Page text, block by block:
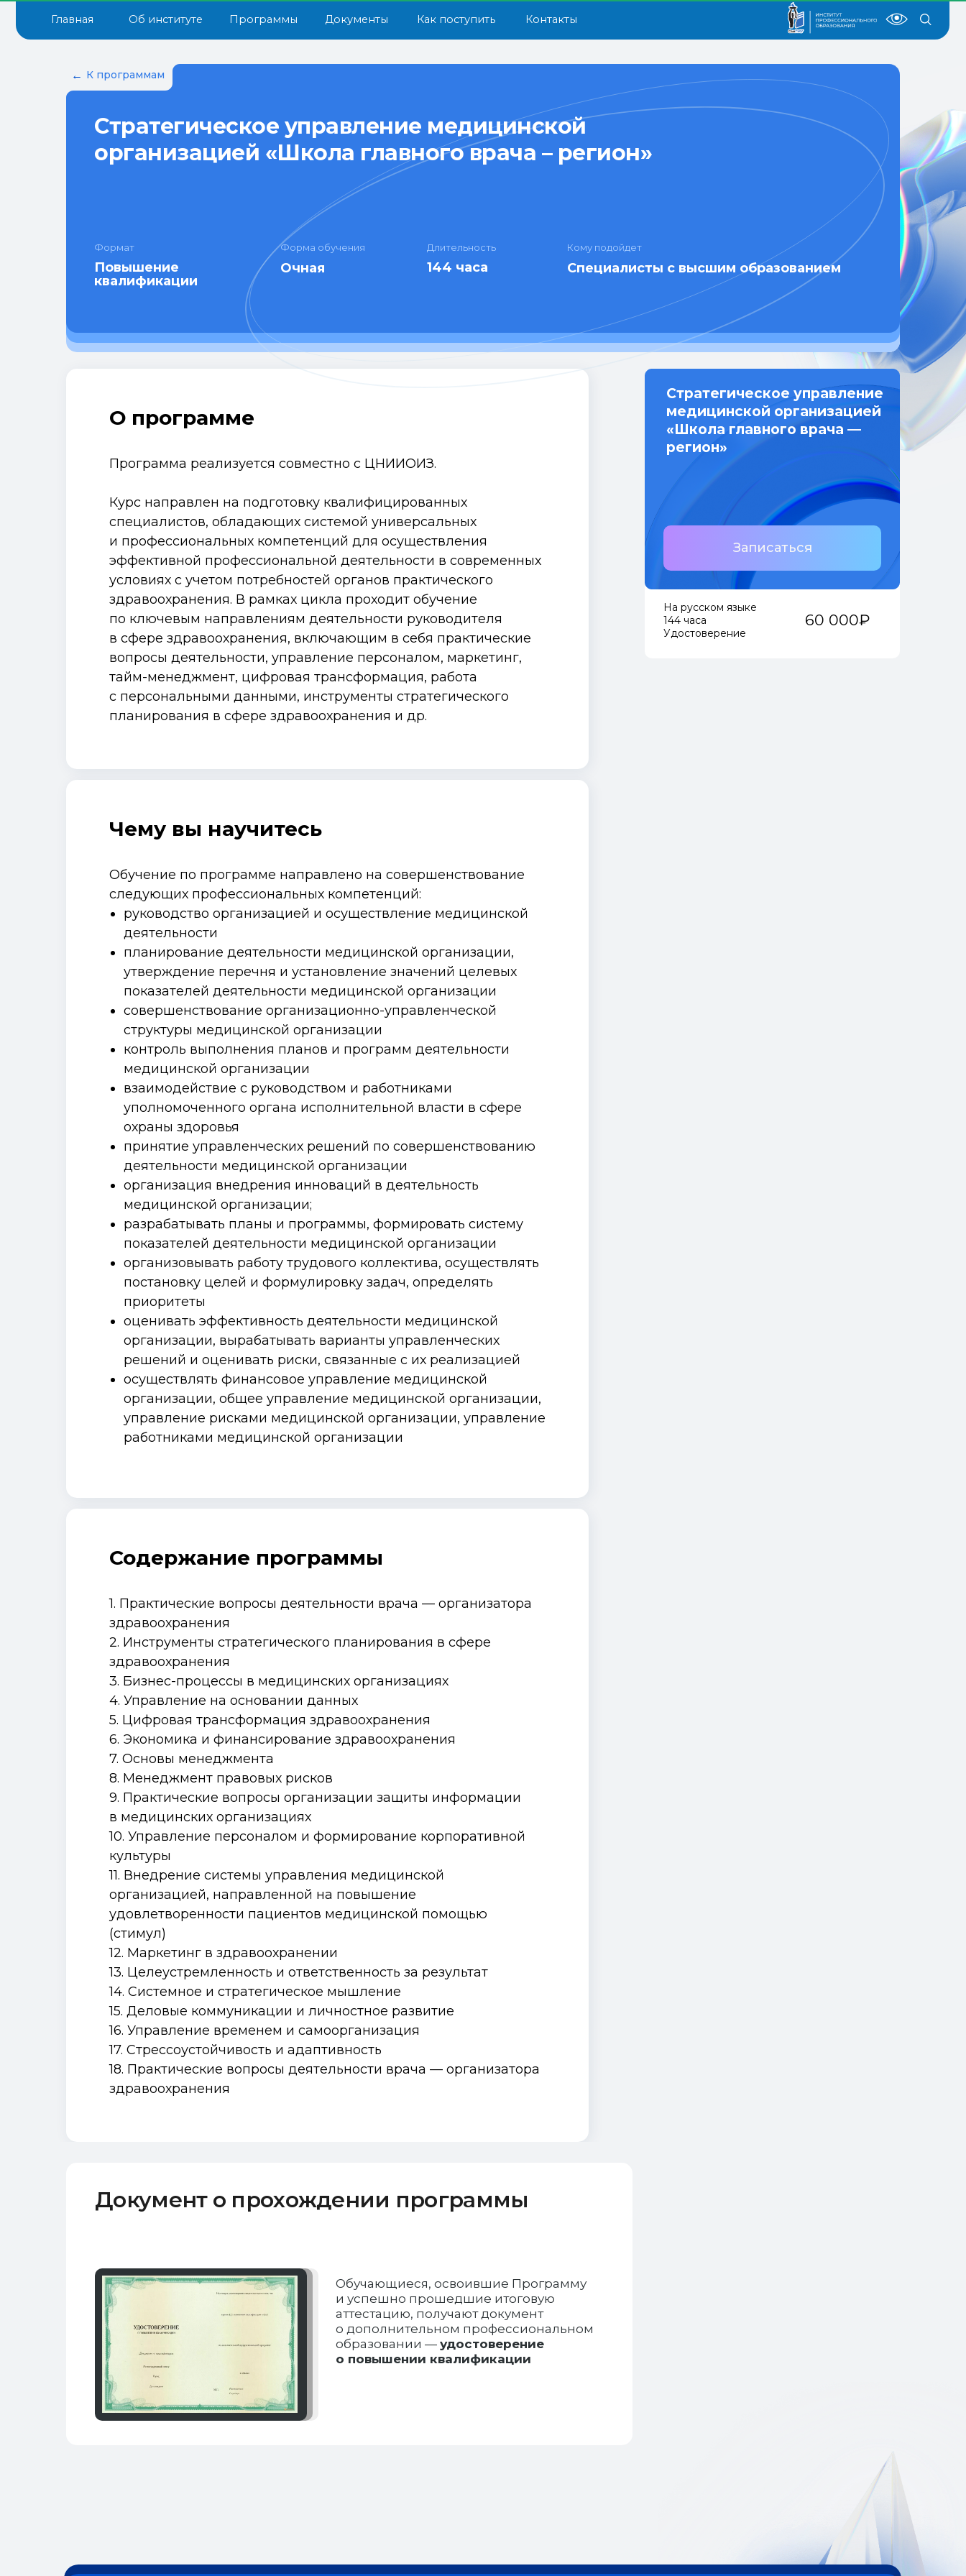
Об институте Документы Как поступить Контакты
Главная Программы
Форма обучения Длительность
144 часа
Очная Специалисты с высшим образованием
Кому подойдет
Повышение
квалификации
Формат
← К программам
Стратегическое управление медицинской
организацией «Школа главного врача – регион»
60 000₽
На русском языке
144 часа
Удостоверение
Стратегическое управление
медицинской организацией
«Школа главного врача —
регион»
Записаться
О программе
Программа реализуется совместно с ЦНИИОИЗ.
Курс направлен на подготовку квалифицированных
специалистов, обладающих системой универсальных
и профессиональных компетенций для осуществления
эффективной профессиональной деятельности в современных
условиях с учетом потребностей органов практического
здравоохранения. В рамках цикла проходит обучение
по ключевым направлениям деятельности руководителя
в сфере здравоохранения, включающим в себя практические
вопросы деятельности, управление персоналом, маркетинг,
тайм-менеджмент, цифровая трансформация, работа
с персональными данными, инструменты стратегического
планирования в сфере здравоохранения и др.
Чему вы научитесь
Обучение по программе направлено на совершенствование
следующих профессиональных компетенций:
руководство организацией и осуществление медицинской
деятельности
планирование деятельности медицинской организации,
утверждение перечня и установление значений целевых
показателей деятельности медицинской организации
совершенствование организационно-управленческой
структуры медицинской организации
контроль выполнения планов и программ деятельности
медицинской организации
взаимодействие с руководством и работниками
уполномоченного органа исполнительной власти в сфере
охраны здоровья
принятие управленческих решений по совершенствованию
деятельности медицинской организации
организация внедрения инноваций в деятельность
медицинской организации;
разрабатывать планы и программы, формировать систему
показателей деятельности медицинской организации
организовывать работу трудового коллектива, осуществлять
постановку целей и формулировку задач, определять
приоритеты
оценивать эффективность деятельности медицинской
организации, вырабатывать варианты управленческих
решений и оценивать риски, связанные с их реализацией
осуществлять финансовое управление медицинской
организации, общее управление медицинской организации,
управление рисками медицинской организации, управление
работниками медицинской организации
Содержание программы
1. Практические вопросы деятельности врача — организатора
здравоохранения
2. Инструменты стратегического планирования в сфере
здравоохранения
3. Бизнес-процессы в медицинских организациях
4. Управление на основании данных
5. Цифровая трансформация здравоохранения
6. Экономика и финансирование здравоохранения
7. Основы менеджмента
8. Менеджмент правовых рисков
9. Практические вопросы организации защиты информации
в медицинских организациях
10. Управление персоналом и формирование корпоративной
культуры
11. Внедрение системы управления медицинской
организацией, направленной на повышение
удовлетворенности пациентов медицинской помощью
(стимул)
12. Маркетинг в здравоохранении
13. Целеустремленность и ответственность за результат
14. Системное и стратегическое мышление
15. Деловые коммуникации и личностное развитие
16. Управление временем и самоорганизация
17. Стрессоустойчивость и адаптивность
18. Практические вопросы деятельности врача — организатора
здравоохранения
Документ о прохождении программы
Обучающиеся, освоившие Программу
и успешно прошедшие итоговую
аттестацию, получают документ
о дополнительном профессиональном
образовании — удостоверение
о повышении квалификации